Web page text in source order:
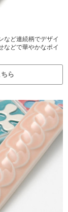
など連続柄でデザイ
などで華やかなポイ
ら